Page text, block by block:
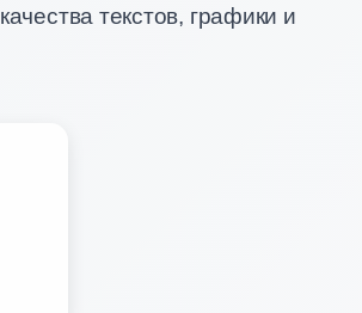
текстов, графики и